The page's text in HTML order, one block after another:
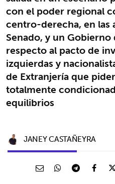
con el poder regional
centro-derecha, en las
Senado, y un
respecto al pacto de
izquierdas y
de Extranjería que
totalmente
equilibrios
JANEY CASTAÑEYRA